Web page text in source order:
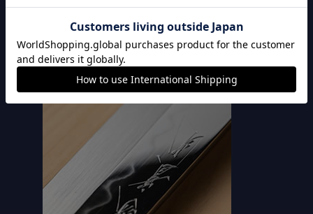
事が可能です。また、包丁を最高の切れ味に求める方に
は本刃付けサービスもございます。包丁をあなたの最高
の一本にカスタマイズできます。